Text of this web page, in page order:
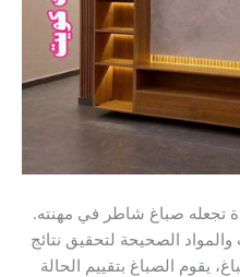
تجعله صباغ شاطر في مهنته.
الصحيحة لتحقيق نتائج
يقوم الصباغ بتقييم الحالة